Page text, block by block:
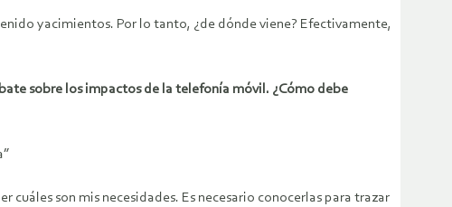
yacimientos. Por lo tanto, ¿de dónde viene? Efectivamente,
sobre los impactos de la telefonía móvil. ¿Cómo debe
cuáles son mis necesidades. Es necesario conocerlas para trazar